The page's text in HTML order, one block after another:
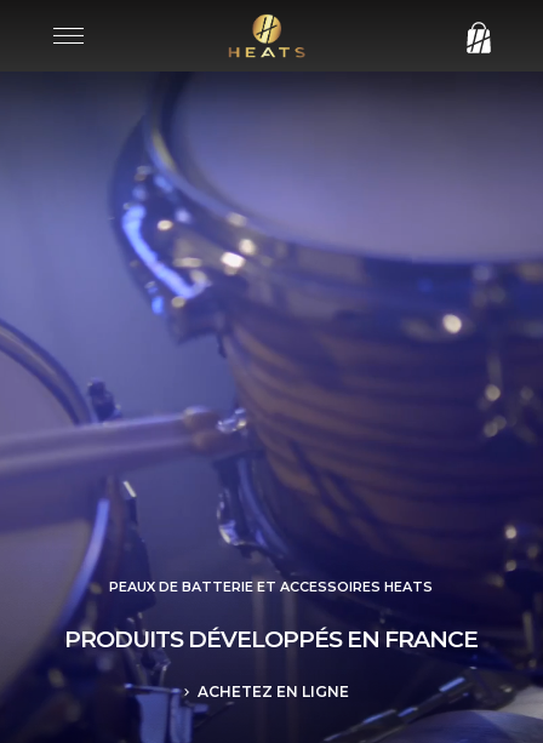
PEAUX DE BATTERIE ET ACCESSOIRES HEATS
PRODUITS DÉVELOPPÉS EN FRANCE
chevron_right ACHETEZ EN LIGNE